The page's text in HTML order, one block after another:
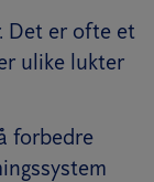
Det er ofte et
ulike lukter
forbedre